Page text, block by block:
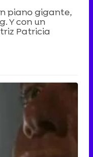
piano gigante,
Y con un
Patricia